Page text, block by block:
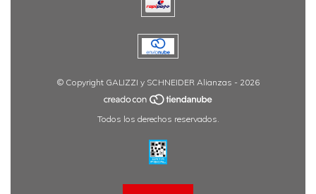
© Copyright GALIZZI y SCHNEIDER Alianzas - 2026
Todos los derechos reservados.